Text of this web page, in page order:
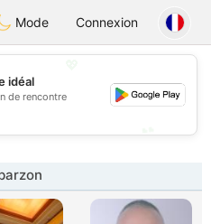
Chat
Mode Connexion
idéal
de rencontre